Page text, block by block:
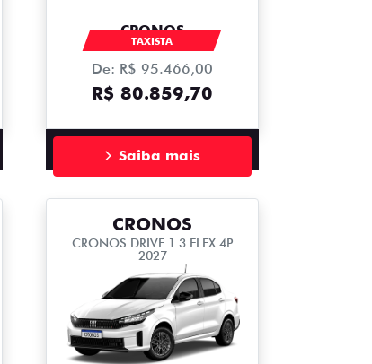
CRONOS
TAXISTA
De: R$ 95.466,00
R$ 80.859,70
Saiba mais
CRONOS
CRONOS DRIVE 1.3 FLEX 4P
2027